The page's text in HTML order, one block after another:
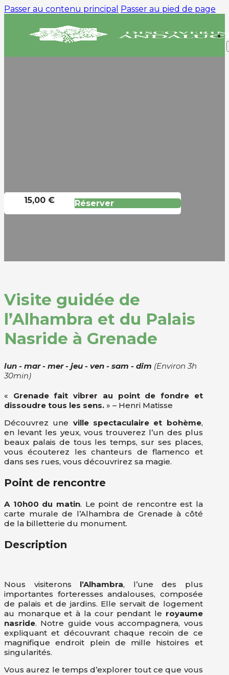
Passer au contenu principal Passer au pied de page
15,00 € Réserver
Visite guidée de
l’Alhambra et du Palais
Nasride à Grenade
lun - mar - mer - jeu - ven - sam - dim (Environ 3h
30min)
« Grenade fait vibrer au point de fondre et
dissoudre tous les sens. » – Henri Matisse
Découvrez une ville spectaculaire et bohème,
en levant les yeux, vous trouverez l’un des plus
beaux palais de tous les temps, sur ses places,
vous écouterez les chanteurs de flamenco et
dans ses rues, vous découvrirez sa magie.
Point de rencontre
A 10h00 du matin. Le point de rencontre est la
carte murale de l’Alhambra de Grenade à côté
de la billetterie du monument.
Description
Nous visiterons l’Alhambra, l’une des plus
importantes forteresses andalouses, composée
de palais et de jardins. Elle servait de logement
au monarque et à la cour pendant le royaume
nasride. Notre guide vous accompagnera, vous
expliquant et découvrant chaque recoin de ce
magnifique endroit plein de mille histoires et
singularités.
Vous aurez le temps d’explorer tout ce que vous